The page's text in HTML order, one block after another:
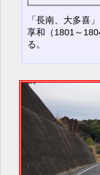
「長南、大多喜
享和（1801～
る。